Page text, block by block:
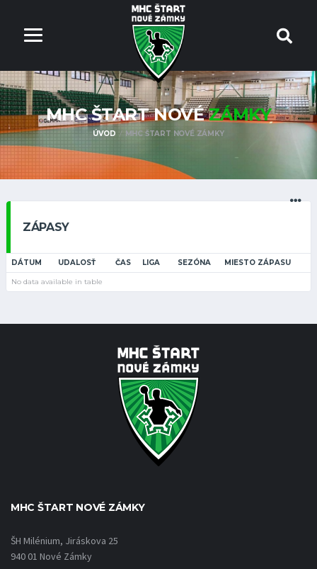
MHC ŠTART NOVÉZÁMKY
ÚVOD MHC ŠTART NOVÉ ZÁMKY
ZÁPASY
DÁTUM UDALOSŤ ČAS LIGA SEZÓNA MIESTO ZÁPASU
No data available in table
MHC ŠTART NOVÉ ZÁMKY
ŠH Milénium, Jiráskova 25
940 01 Nové Zámky